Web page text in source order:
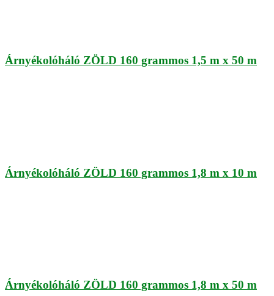
Árnyékolóháló ZÖLD 160 grammos 1,5 m x 50 m
Árnyékolóháló ZÖLD 160 grammos 1,8 m x 10 m
Árnyékolóháló ZÖLD 160 grammos 1,8 m x 50 m